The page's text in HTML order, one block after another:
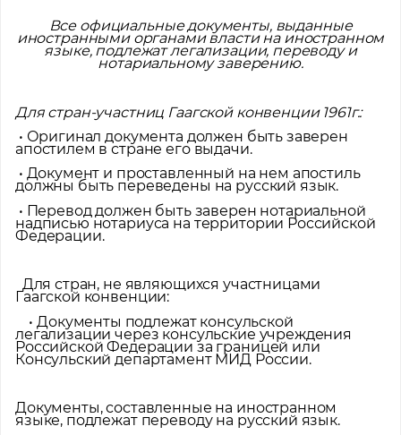
Все официальные документы, выданные
иностранными органами власти на иностранном
языке, подлежат легализации, переводу и
нотариальному заверению.
Для стран-участниц Гаагской конвенции 1961г.:
• Оригинал документа должен быть заверен
апостилем в стране его выдачи.
• Документ и проставленный на нем апостиль
должны быть переведены на русский язык.
• Перевод должен быть заверен нотариальной
надписью нотариуса на территории Российской
Федерации.
Для стран, не являющихся участницами
Гаагской конвенции:
• Документы подлежат консульской
легализации через консульские учреждения
Российской Федерации за границей или
Консульский департамент МИД России.
Документы, составленные на иностранном
языке, подлежат переводу на русский язык.